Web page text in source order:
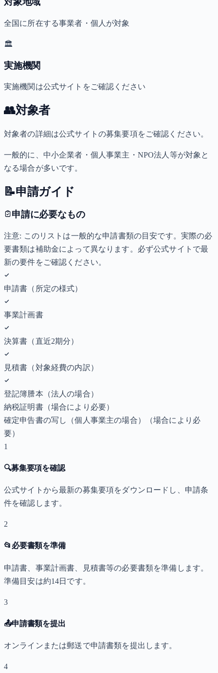
全国に所在する事業者・個人が対象
🏛️
実施機関
実施機関は公式サイトをご確認ください
👥対象者
対象者の詳細は公式サイトの募集要項をご確認ください。
一般的に、中小企業者・個人事業主・NPO法人等が対象と
なる場合が多いです。
📝申請ガイド
申請に必要なもの
注意: このリストは一般的な申請書類の目安です。実際の必
要書類は補助金によって異なります。必ず公式サイトで最
新の要件をご確認ください。
申請書（所定の様式）
事業計画書
決算書（直近2期分）
見積書（対象経費の内訳）
登記簿謄本（法人の場合）
納税証明書（場合により必要）
確定申告書の写し（個人事業主の場合）
（場合により必
要）
1
🔍募集要項を確認
公式サイトから最新の募集要項をダウンロードし、申請条
件を確認します。
2
📂 必要書類を準備
申請書、事業計画書、見積書等の必要書類を準備します。
準備目安は約14日です。
3
📤申請書類を提出
オンラインまたは郵送で申請書類を提出します。
4